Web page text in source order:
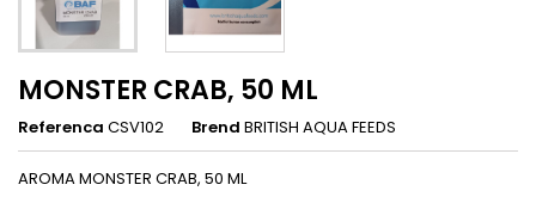
MONSTER CRAB, 50 ML
Referenca CSV102 Brend BRITISH AQUA FEEDS
AROMA MONSTER CRAB, 50 ML